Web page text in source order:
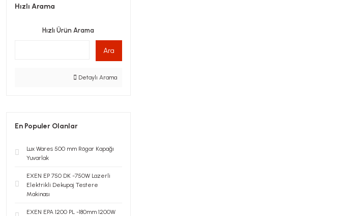
Hızlı Arama
Hızlı Ürün Arama
Ara
Detaylı Arama
En Populer Olanlar
Lux Wares 500 mm Rögar Kapağı
Yuvarlak
EXEN EP 750 DK -750W Lazerli
Elektrikli Dekupaj Testere
Makinası
EXEN EPA 1200 PL -180mm 1200W